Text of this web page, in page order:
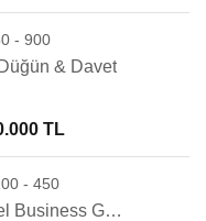
- 900
& Davet
TL
- 450
Lamec Hotel Business Gebze